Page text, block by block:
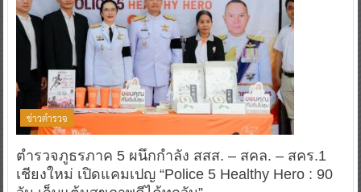
ข่าวตำรวจ
ตำรวจภูธรภาค 5 ผนึกกำลัง สสส. – สคล. – สคร.1
เชียงใหม่ เปิดแคมเปญ “Police 5 Healthy Hero : 90